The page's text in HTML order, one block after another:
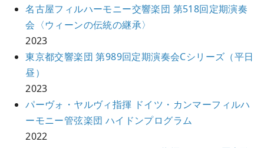
名古屋フィルハーモニー交響楽団 第518回定期演奏
会〈ウィーンの伝統の継承〉
2023
東京都交響楽団 第989回定期演奏会Cシリーズ（平日
昼）
2023
パーヴォ・ヤルヴィ指揮 ドイツ・カンマーフィルハ
ーモニー管弦楽団 ハイドンプログラム
2022